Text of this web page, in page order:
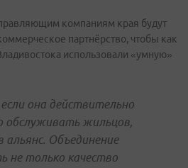
компаниям края будут
партнёрство, чтобы как
использовали «умную»
она действительно
обслуживать жильцов,
Объединение
не только качество